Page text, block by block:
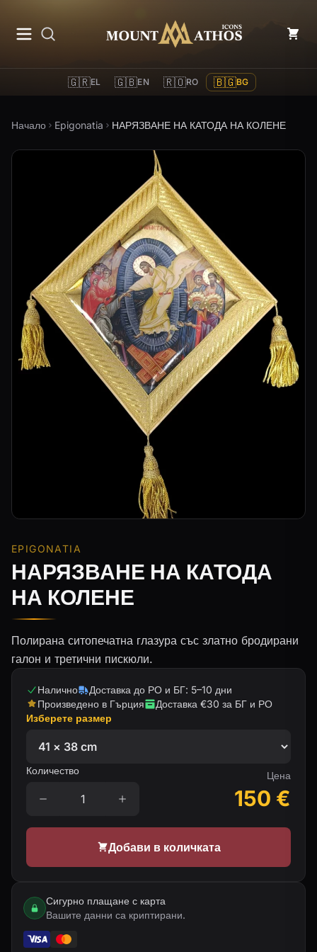
Mount Athos Icons
🇬🇷EL 🇬🇧EN 🇷🇴RO 🇧🇬BG
Начало Epigonatia НАРЯЗВАНЕ НА КАТОДА НА КОЛЕНЕ
EPIGONATIA
НАРЯЗВАНЕ НА КАТОДА
НА КОЛЕНЕ
Полирана ситопечатна глазура със златно бродирани
галон и третични пискюли.
Налично
Доставка до РО и БГ: 5–10 дни
Произведено в Гърция
Доставка €30 за БГ и РО
Изберете размер
Количество Цена
150 €
Добави в количката
Сигурно плащане с карта
Вашите данни са криптирани.